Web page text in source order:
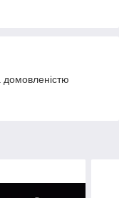
домовленістю